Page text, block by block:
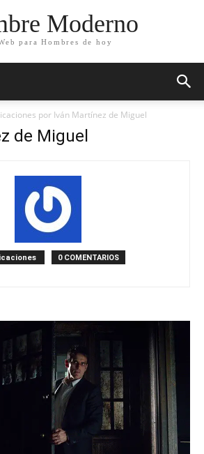
Moderno
para Hombres de hoy
por Iván Martínez de Miguel
de Miguel
0 COMENTARIOS